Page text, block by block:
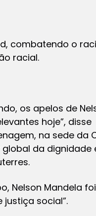
combatendo o
racial.
os apelos de
hoje”, disse
na sede da
global da dignidade
Nelson Mandela foi
social”.